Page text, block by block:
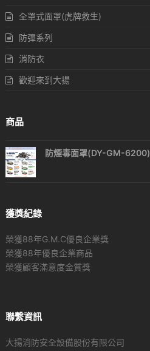
全罩式面罩(虎牌救生)
防彈系列
消防衣
歡迎來到大揚
商品
防煙毒面罩(DY-GM-6200)
獲獎紀錄
榮獲88年G.M.C優良企業獎
榮獲88年優良企業商品
榮獲顧客滿意度金質獎
聯繫資訊
大揚消防安全設備股份有限公司